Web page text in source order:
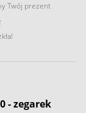
Twój prezent
- zegarek